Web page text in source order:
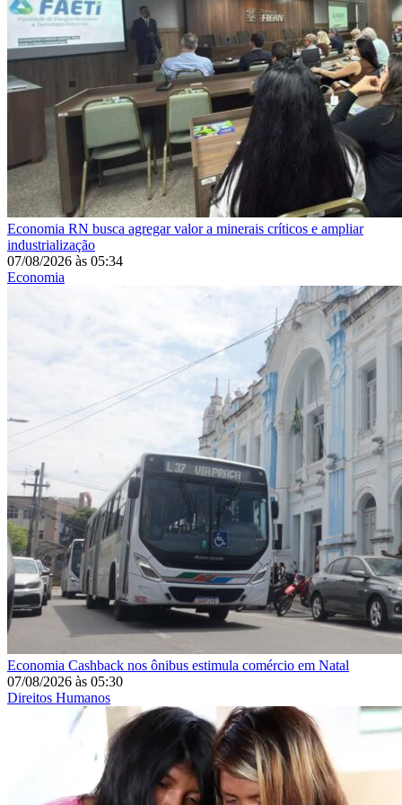
Economia RN busca agregar valor a minerais críticos e ampliar
industrialização
07/08/2026 às 05:34
Economia
Economia Cashback nos ônibus estimula comércio em Natal
07/08/2026 às 05:30
Direitos Humanos